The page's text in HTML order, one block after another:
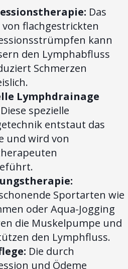
Das
flachgestrickten
kann
den Lymphabfluss
Schmerzen
Lymphdrainage
Diese spezielle
entstaut das
und wird von
Sportarten wie
oder Aqua-Jogging
die Muskelpumpe und
den Lymphfluss.
Die durch
und Ödeme